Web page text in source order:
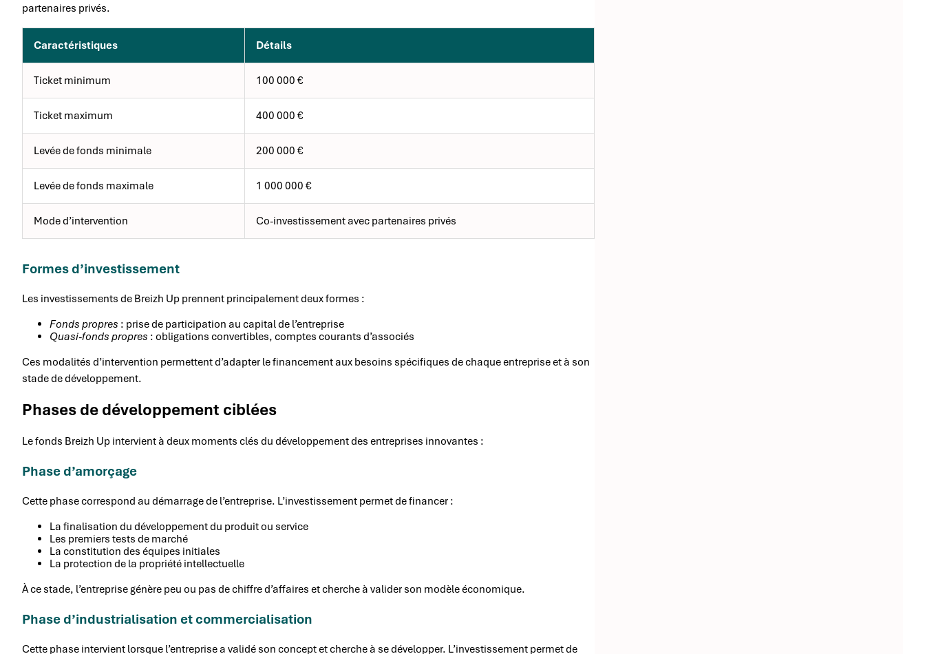
partenaires privés.
Caractéristiques Détails
Ticket minimum 100 000 €
Ticket maximum 400 000 €
Levée de fonds minimale 200 000 €
Levée de fonds maximale 1 000 000 €
Mode d’intervention Co-investissement avec partenaires privés
Formes d’investissement
Les investissements de Breizh Up prennent principalement deux formes :
Fonds propres : prise de participation au capital de l’entreprise
Quasi-fonds propres : obligations convertibles, comptes courants d’associés
Ces modalités d’intervention permettent d’adapter le financement aux besoins spécifiques de chaque entreprise et à son
stade de développement.
Phases de développement ciblées
Le fonds Breizh Up intervient à deux moments clés du développement des entreprises innovantes :
Phase d’amorçage
Cette phase correspond au démarrage de l’entreprise. L’investissement permet de financer :
La finalisation du développement du produit ou service
Les premiers tests de marché
La constitution des équipes initiales
La protection de la propriété intellectuelle
À ce stade, l’entreprise génère peu ou pas de chiffre d’affaires et cherche à valider son modèle économique.
Phase d’industrialisation et commercialisation
Cette phase intervient lorsque l’entreprise a validé son concept et cherche à se développer. L’investissement permet de